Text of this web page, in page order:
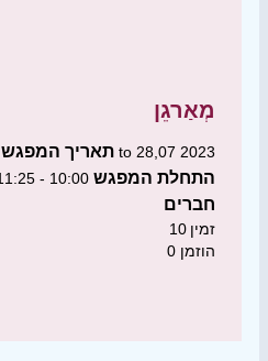
מְאַרגֵן
תאריך המפגש 28,07 2023 to 28,07 2023
התחלת המפגש 10:00 - 11:25
חברים
10 זמין
0 הוזמן